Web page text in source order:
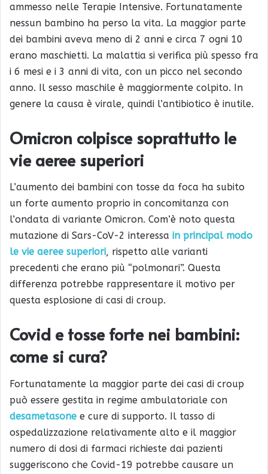
ammesso nelle Terapie Intensive. Fortunatamente
nessun bambino ha perso la vita. La maggior parte
dei bambini aveva meno di 2 anni e circa 7 ogni 10
erano maschietti. La malattia si verifica più spesso fra
i 6 mesi e i 3 anni di vita, con un picco nel secondo
anno. Il sesso maschile è maggiormente colpito. In
genere la causa è virale, quindi l’antibiotico è inutile.
Omicron colpisce soprattutto le
vie aeree superiori
L’aumento dei bambini con tosse da foca ha subito
un forte aumento proprio in concomitanza con
l’ondata di variante Omicron. Com’è noto questa
mutazione di Sars-CoV-2 interessa in principal modo
le vie aeree superiori, rispetto alle varianti
precedenti che erano più “polmonari”. Questa
differenza potrebbe rappresentare il motivo per
questa esplosione di casi di croup.
Covid e tosse forte nei bambini:
come si cura?
Fortunatamente la maggior parte dei casi di croup
può essere gestita in regime ambulatoriale con
desametasone e cure di supporto. Il tasso di
ospedalizzazione relativamente alto e il maggior
numero di dosi di farmaci richieste dai pazienti
suggeriscono che Covid-19 potrebbe causare un